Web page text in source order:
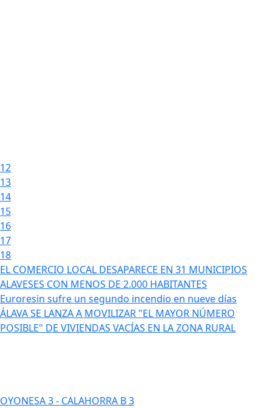
12
13
14
15
16
17
18
EL COMERCIO LOCAL DESAPARECE EN 31 MUNICIPIOS
ALAVESES CON MENOS DE 2.000 HABITANTES
Euroresin sufre un segundo incendio en nueve días
ÁLAVA SE LANZA A MOVILIZAR "EL MAYOR NÚMERO
POSIBLE" DE VIVIENDAS VACÍAS EN LA ZONA RURAL
OYONESA 3 - CALAHORRA B 3